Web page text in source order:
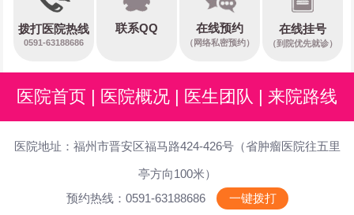
拨打医院热线
0591-63188686
联系QQ 在线预约
（网络私密预约）
在线挂号
（到院优先就诊）
医院首页 医院概况 医生团队 来院路线
医院地址：福州市晋安区福马路424-426号（省肿瘤医院往五里
亭方向100米）
预约热线：0591-63188686
一键拨打